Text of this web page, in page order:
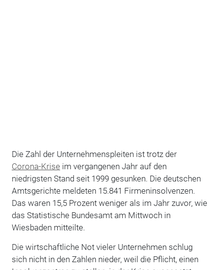
Die Zahl der Unternehmenspleiten ist trotz der
Corona-Krise im vergangenen Jahr auf den
niedrigsten Stand seit 1999 gesunken. Die deutschen
Amtsgerichte meldeten 15.841 Firmeninsolvenzen.
Das waren 15,5 Prozent weniger als im Jahr zuvor, wie
das Statistische Bundesamt am Mittwoch in
Wiesbaden mitteilte.
Die wirtschaftliche Not vieler Unternehmen schlug
sich nicht in den Zahlen nieder, weil die Pflicht, einen